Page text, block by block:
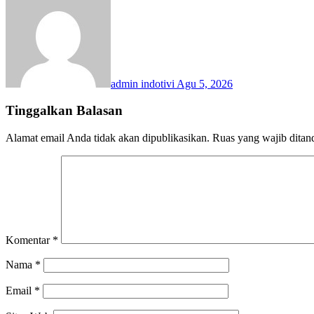
admin indotivi Agu 5, 2026
Tinggalkan Balasan
Alamat email Anda tidak akan dipublikasikan. Ruas yang wajib
Komentar *
Nama *
Email *